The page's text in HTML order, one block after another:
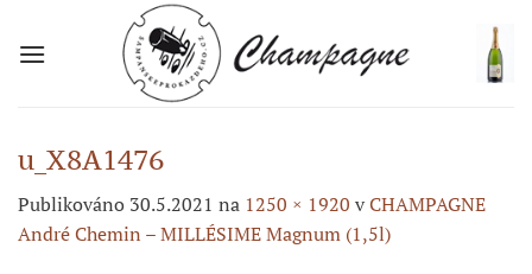
u_X8A1476
Publikováno 30.5.2021 na 1250 × 1920 vCHAMPAGNE
André Chemin – MILLÉSIME Magnum (1,5l)